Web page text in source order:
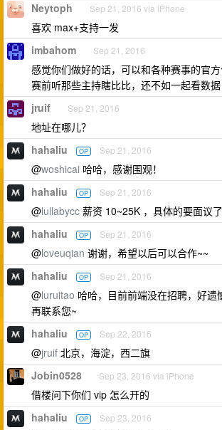
Neytoph Sep 21, 2016 via iPhone
喜欢 max+支持一发
imbahom Sep 21, 2016
感觉你们做好的话，可以和各种赛事的官方
赛前听那些主持瞎比比，还不如一起看数据
jruif Sep 21, 2016
地址在哪儿？
hahaliu OP Sep 21, 2016
@woshicai 哈哈，感谢围观！
hahaliu OP Sep 21, 2016
@lullabycc 薪资 10~25K ，具体的要面议
hahaliu OP Sep 21, 2016
@loveuqian 谢谢，希望以后可以合作~~
hahaliu OP Sep 21, 2016
@luruitao 哈哈，目前前端没在招聘，好遗
再联系您~
hahaliu OP Sep 22, 2016
@jruif 北京，海淀，西二旗
Jobin0528 Sep 23, 2016 via iPhone
借楼问下你们 vip 怎么开的
hahaliu OP Sep 23, 2016